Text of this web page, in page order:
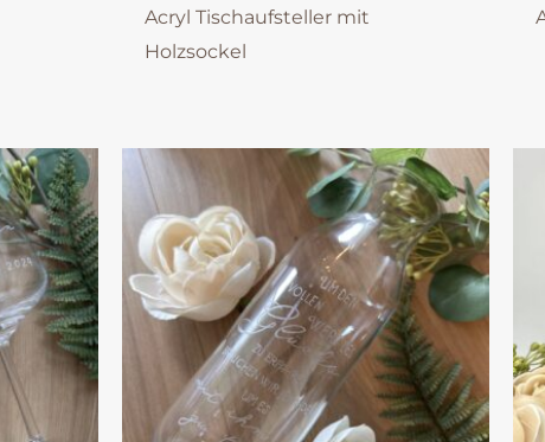
Acryl Tischaufsteller mit
Holzsockel